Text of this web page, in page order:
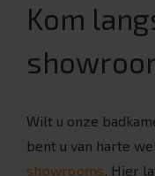
Kom
Wilt u onze
bent u van harte
showrooms. Hier